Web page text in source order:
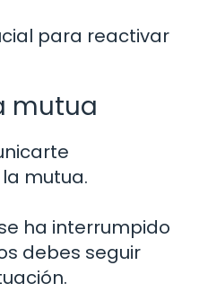
para reactivar
mutua
mutua.
ha interrumpido
debes seguir